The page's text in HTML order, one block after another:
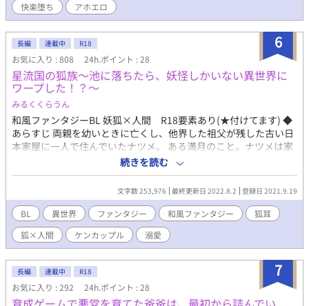
快楽堕ち
アホエロ
6
長編 連載中 R18
お気に入り : 808 24h.ポイント : 28
星流国の狐族〜池に落ちたら、妖怪しかいない異世界に
ワープした！？〜
みるくくらうん
和風ファンタジーBL 妖狐×人間 R18要素あり(★付けてます) ◆
あらすじ 両親を幼いときに亡くし、他界した祖父が残した古い日
本家屋に一人で住んでいたナツメ。 ある満月のこと。ナツメは家
にある池の鯉に餌をあげると、誤って池に落ち、魑魅魍魎しかい
ない世界の”星流国“へとワープした。そこで出会った狐族、“九尾
隊”と出会ったナツメは、強力な“黒妖怪”と戦う力を持っているこ
とに気付き、九尾隊の首領・アサヒを救うために命を賭ける。 ◆
主人公 五十嵐 夏明(ナツメ) 華奢で白く、大人しくしていれば可
愛い顔だが、喋ると生意気で口が悪い。 透明感のある紺色の髪
と、夜空のような藍色の瞳の色を持つ普通の人間だが、魑魅魍魎
の世界では特殊な能力を発揮する。 〜星流国・翠緑の地〜 ◆九尾
隊(狐の妖怪) アサヒ 九尾隊の若き首領。 九つの尾を持つ狐の中で
は最強部類の妖狐で、銀色の長髪と金色の瞳を持つ容姿端麗な見
た目だが、口が悪く、素直になれない性格。 九尾隊を率いて“翠
緑の地”を治めることが使命だが、突如星流国に“黒妖怪”が多発し
続きを読む
文字数 253,976 最終更新日 2022.8.2 登録日 2021.9.19
BL 異世界 ファンタジー 和風ファンタジー
狐耳
狐×人間
ケンカップル 溺愛
7
長編 連載中 R18
お気に入り : 292 24h.ポイント : 28